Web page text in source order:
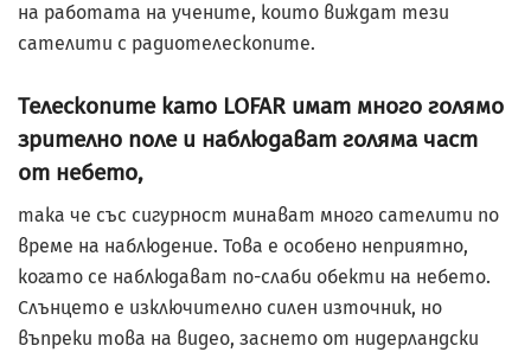
на работата на учените, които виждат тези
сателити с радиотелескопите.
Телескопите като LOFAR имат много голямо
зрително поле и наблюдават голяма част
от небето,
така че със сигурност минават много сателити по
време на наблюдение. Това е особено неприятно,
когато се наблюдават по-слаби обекти на небето.
Слънцето е изключително силен източник, но
въпреки това на видео, заснето от нидерландски